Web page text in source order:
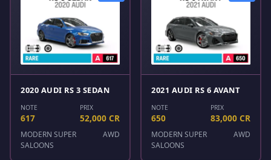
2020 AUDI RS 3 SEDAN
NOTE
617
PRIX
52,000 CR
MODERN SUPER
SALOONS
AWD
2021 AUDI RS 6 AVANT
NOTE
650
PRIX
83,000 CR
MODERN SUPER
SALOONS
AWD